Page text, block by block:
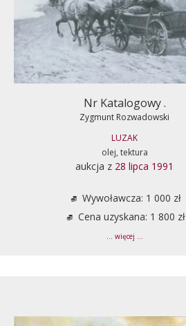
Nr Katalogowy .
Zygmunt Rozwadowski
LUZAK
olej, tektura
aukcja z 28 lipca 1991
Wywoławcza: 1 000 zł
Cena uzyskana: 1 800 zł
... więcej ...